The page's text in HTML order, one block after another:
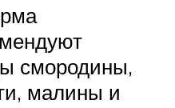
смородины,
малины и